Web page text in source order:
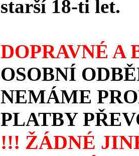
starší 18-ti let.
DOPRAVNÉ A
OSOBNÍ
NEMÁME
PLATBY
!!! ŽÁDNÉ